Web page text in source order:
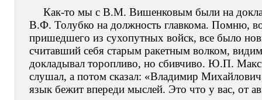
Как-то мы с В.М. Вишенковым были на
В.Ф. Толубко на должность главкома. Помню,
пришедшего из сухопутных войск, все было
считавший себя старым ракетным волком,
докладывал торопливо, но сбивчиво. Ю.П.
слушал, а потом сказал: «Владимир
язык бежит впереди мыслей. Это что у вас, от